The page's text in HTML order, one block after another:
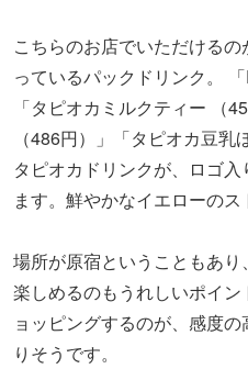
こちらのお店でいただける
っているパックドリンク。
「タピオカミルクティー （
（486円）」「タピオカ豆
タピオカドリンクが、ロゴ
ます。鮮やかなイエローの
場所が原宿ということもあ
楽しめるのもうれしいポイ
ョッピングするのが、感度
りそうです。